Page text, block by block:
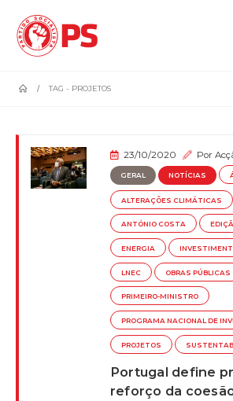
TAG - PROJETOS
23/10/2020 Por
GERAL NOTÍCIAS
ALTERAÇÕES CLIMÁTICAS
ANTÓNIO COSTA
ENERGIA
LNEC OBRAS PÚBLICAS
PRIMEIRO-MINISTRO
PROGRAMA NACIONAL DE
PROJETOS
Portugal define
reforço da